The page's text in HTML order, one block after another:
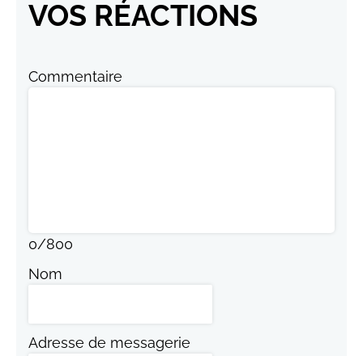
VOS RÉACTIONS
Commentaire
0/800
Nom
Adresse de messagerie